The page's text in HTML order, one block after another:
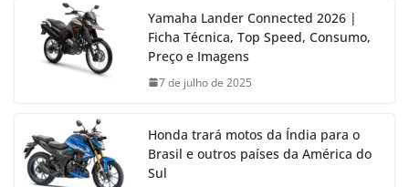
Yamaha Lander Connected 2026 |
Ficha Técnica, Top Speed, Consumo,
Preço e Imagens
7 de julho de 2025
Honda trará motos da Índia para o
Brasil e outros países da América do
Sul